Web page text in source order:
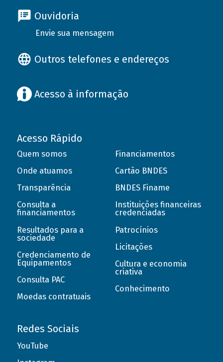
Ouvidoria
Envie sua mensagem
Outros telefones e endereços
Acesso à informação
Acesso Rápido
Quem somos
Onde atuamos
Transparência
Consulta a
financiamentos
Resultados para a
sociedade
Credenciamento de
Equipamentos
Consulta PAC
Moedas contratuais
Financiamentos
Cartão BNDES
BNDES Finame
Instituições financeiras
credenciadas
Patrocínios
Licitações
Cultura e economia
criativa
Conhecimento
Redes Sociais
YouTube